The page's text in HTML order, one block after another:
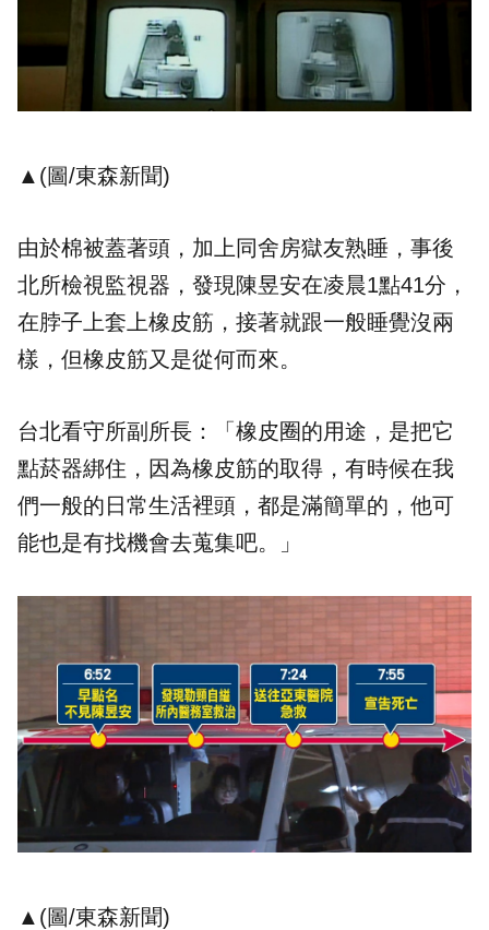
▲(圖/東森新聞)
由於棉被蓋著頭，加上同舍房獄友熟睡，事後
北所檢視監視器，發現陳昱安在凌晨1點41分，
在脖子上套上橡皮筋，接著就跟一般睡覺沒兩
樣，但橡皮筋又是從何而來。
台北看守所副所長：「橡皮圈的用途，是把它
點菸器綁住，因為橡皮筋的取得，有時候在我
們一般的日常生活裡頭，都是滿簡單的，他可
能也是有找機會去蒐集吧。」
▲(圖/東森新聞)